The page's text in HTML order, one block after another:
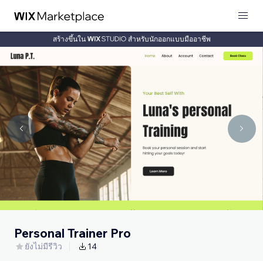
สร้างขึ้นใน สำหรับนักออกแบบมืออาชีพ
Personal Trainer Pro
ยังไม่มีรีวิว 14